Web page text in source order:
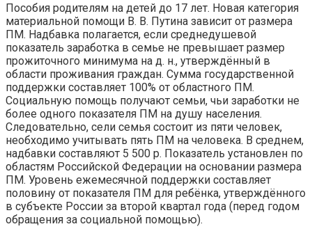
Пособия родителям на детей до 17 лет. Новая категория
материальной помощи В. В. Путина зависит от размера
ПМ. Надбавка полагается, если среднедушевой
показатель заработка в семье не превышает размер
прожиточного минимума на д. н., утверждённый в
области проживания граждан. Сумма государственной
поддержки составляет 100% от областного ПМ.
Социальную помощь получают семьи, чьи заработки не
более одного показателя ПМ на душу населения.
Следовательно, сели семья состоит из пяти человек,
необходимо учитывать пять ПМ на человека. В среднем,
надбавки составляют 5 500 р. Показатель установлен по
областям Российской Федерации на основании размера
ПМ. Уровень ежемесячной поддержки составляет
половину от показателя ПМ для ребёнка, утверждённого
в субъекте России за второй квартал года (перед годом
обращения за социальной помощью).